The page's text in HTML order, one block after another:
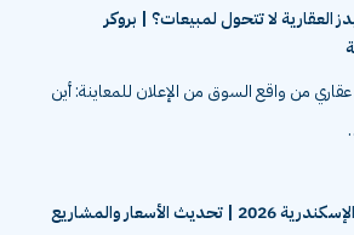
العقارية لا تتحول لمبيعات؟ | بروكر
من واقع السوق من الإعلان للمعاينة: أين
تحديث الأسعار والمشاريع